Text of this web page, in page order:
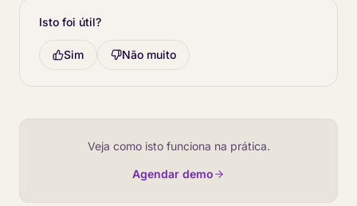
Isto foi útil?
Sim Não muito
Veja como isto funciona na prática.
Agendar demo